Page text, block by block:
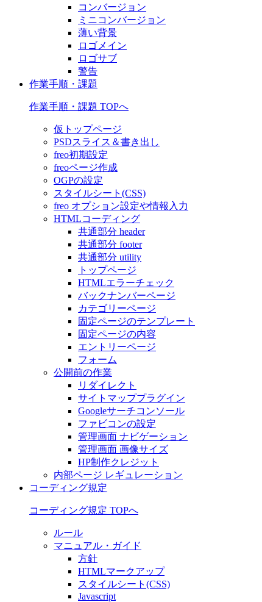
コンバージョン
ミニコンバージョン
薄い背景
ロゴメイン
ロゴサブ
警告
作業手順・課題
作業手順・課題 TOPへ
仮トップページ
PSDスライス＆書き出し
freo初期設定
freoページ作成
OGPの設定
スタイルシート(CSS)
freo オプション設定や情報入力
HTMLコーディング
共通部分 header
共通部分 footer
共通部分 utility
トップページ
HTMLエラーチェック
バックナンバーページ
カテゴリーページ
固定ページのテンプレート
固定ページの内容
エントリーページ
フォーム
公開前の作業
リダイレクト
サイトマッププラグイン
Googleサーチコンソール
ファビコンの設定
管理画面 ナビゲーション
管理画面 画像サイズ
HP制作クレジット
内部ページ レギュレーション
コーディング規定
コーディング規定 TOPへ
ルール
マニュアル・ガイド
方針
HTMLマークアップ
スタイルシート(CSS)
Javascript